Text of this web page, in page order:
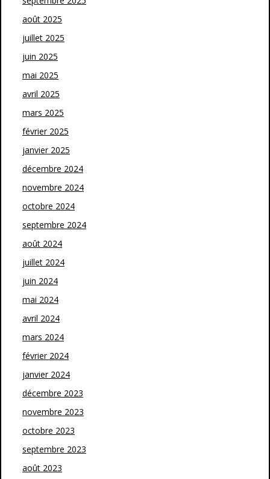
août 2025
juillet 2025
juin 2025
mai 2025
avril 2025
mars 2025
février 2025
janvier 2025
décembre 2024
novembre 2024
octobre 2024
septembre 2024
août 2024
juillet 2024
juin 2024
mai 2024
avril 2024
mars 2024
février 2024
janvier 2024
décembre 2023
novembre 2023
octobre 2023
septembre 2023
août 2023